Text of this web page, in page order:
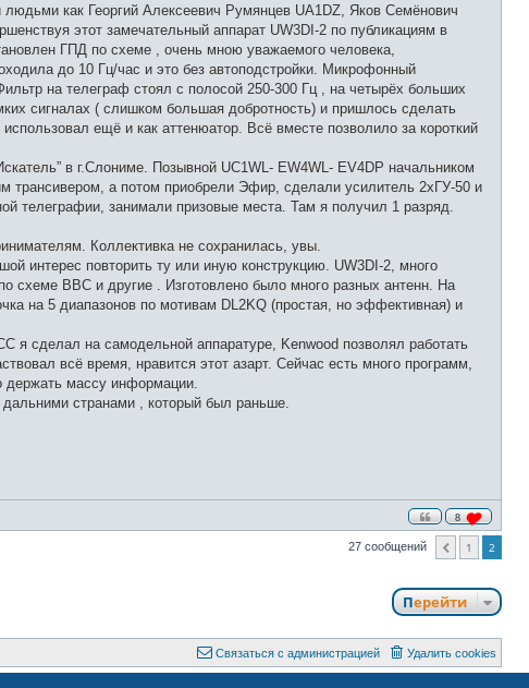
8
как Георгий Алексеевич Румянцев UA1DZ, Яков Семёнович
этот замечательный аппарат UW3DI-2 по публикациям в
ГПД по схеме , очень мною уважаемого человека,
до 10 Гц/час и это без автоподстройки. Микрофонный
на телеграф стоял с полосой 250-300 Гц , на четырёх больших
сигналах ( слишком большая добротность) и пришлось сделать
ещё и как аттенюатор. Всё вместе позволило за короткий
в г.Слониме. Позывной UC1WL- EW4WL- EV4DP начальником
трансивером, а потом приобрели Эфир, сделали усилитель 2хГУ-50 и
телеграфии, занимали призовые места. Там я получил 1 разряд.
Коллективка не сохранилась, увы.
интерес повторить ту или иную конструкцию. UW3DI-2, много
схеме BBC и другие . Изготовлено было много разных антенн. На
на 5 диапазонов по мотивам DL2KQ (простая, но эффективная) и
я сделал на самодельной аппаратуре, Kenwood позволял работать
всё время, нравится этот азарт. Сейчас есть много программ,
держать массу информации.
странами , который был раньше.
27 сообщений Пред.
1 2
Перейти
Удалить cookies
Связаться с администрацией